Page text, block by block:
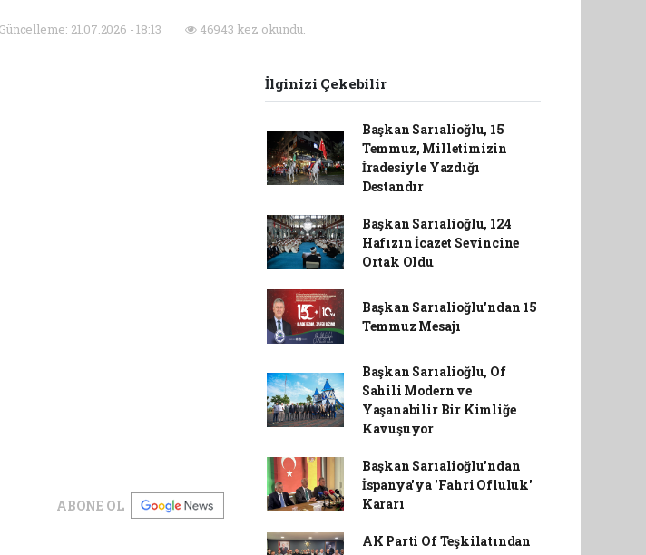
21.07.2026 - 18:13 46943 kez okundu.
ABONE OL
İlginizi Çekebilir
Başkan Sarıalioğlu, 15
Temmuz, Milletimizin
İradesiyle Yazdığı
Destandır
Başkan Sarıalioğlu, 124
Hafızın İcazet Sevincine
Ortak Oldu
Başkan Sarıalioğlu'ndan 15
Temmuz Mesajı
Başkan Sarıalioğlu, Of
Sahili Modern ve
Yaşanabilir Bir Kimliğe
Kavuşuyor
Başkan Sarıalioğlu'ndan
İspanya'ya 'Fahri Ofluluk'
Kararı
AK Parti Of Teşkilatından